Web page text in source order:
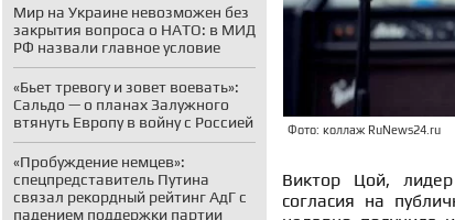
Мир на Украине невозможен без
закрытия вопроса о НАТО: в МИД
РФ назвали главное условие
«Бьет тревогу и зовет воевать»:
Сальдо — о планах Залужного
втянуть Европу в войну с Россией
«Пробуждение немцев»:
спецпредставитель Путина
связал рекордный рейтинг АдГ с
падением поддержки партии
Фото: коллаж RuNews24.ru
Виктор Цой,
согласия на